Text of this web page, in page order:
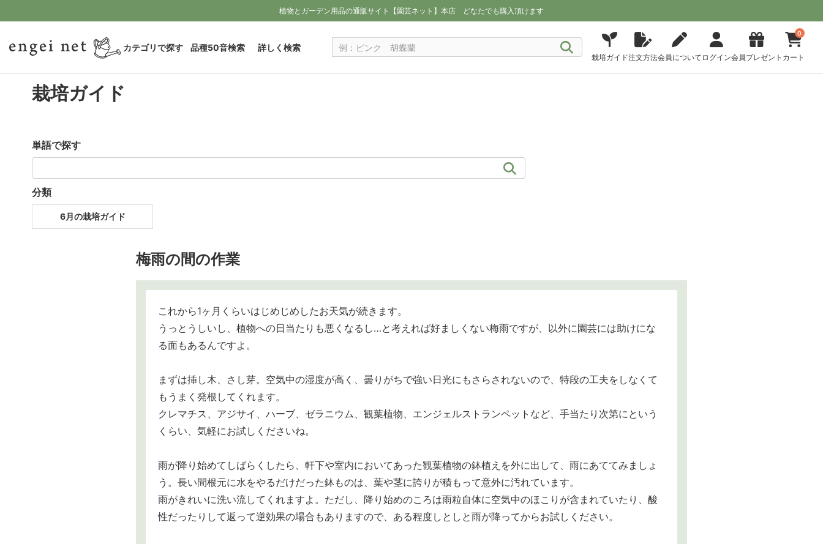
植物とガーデン用品の通販サイト【園芸ネット】本店 どなたでも購入頂けます
カテゴリで探す 品種50音検索 詳しく検索
栽培ガイド注文方法会員について ログイン会員プレゼント
0
カート
栽培ガイド
単語で探す
分類
6月の栽培ガイド
梅雨の間の作業
これから1ヶ月くらいはじめじめしたお天気が続きます。
うっとうしいし、植物への日当たりも悪くなるし…と考えれば好ましくない梅雨ですが、以外に園芸には助けにな
る面もあるんですよ。
まずは挿し木、さし芽。空気中の湿度が高く、曇りがちで強い日光にもさらされないので、特段の工夫をしなくて
もうまく発根してくれます。
クレマチス、アジサイ、ハーブ、ゼラニウム、観葉植物、エンジェルストランペットなど、手当たり次第にという
くらい、気軽にお試しくださいね。
雨が降り始めてしばらくしたら、軒下や室内においてあった観葉植物の鉢植えを外に出して、雨にあててみましょ
う。長い間根元に水をやるだけだった鉢ものは、葉や茎に誇りが積もって意外に汚れています。
雨がきれいに洗い流してくれますよ。ただし、降り始めのころは雨粒自体に空気中のほこりが含まれていたり、酸
性だったりして返って逆効果の場合もありますので、ある程度しとしと雨が降ってからお試しください。